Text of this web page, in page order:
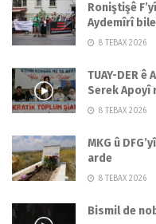
Roniştişê
Aydemîrî
8 TEBAX 2026
TUAY-DER
Serek Apoyî
8 TEBAX 2026
MKG û
arde
8 TEBAX 2026
Bismil de